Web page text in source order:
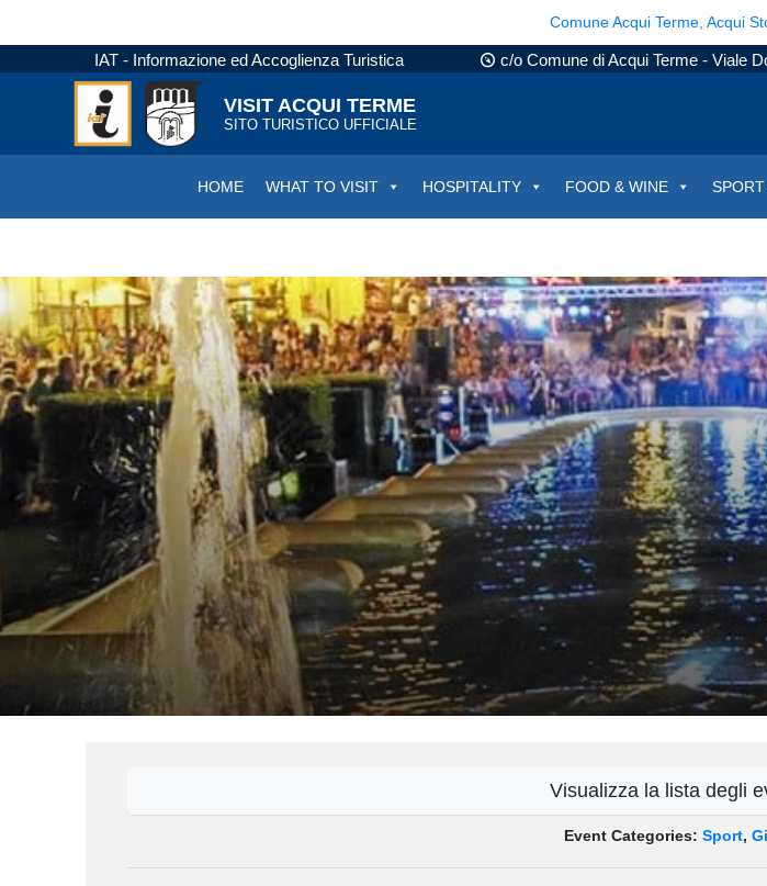
Comune Acqui Terme, Acqui
IAT - Informazione ed Accoglienza Turistica c/o Comune di Acqui Terme - Viale
VISIT ACQUI TERME
SITO TURISTICO UFFICIALE
HOME WHAT TO VISIT HOSPITALITY FOOD & WINE
Visualizza la lista degli
Event Categories: Sport,